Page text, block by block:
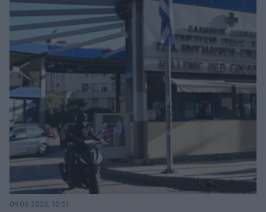
09.08.2026, 10:51